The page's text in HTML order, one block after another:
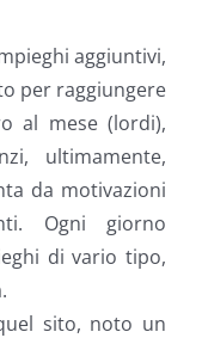
aggiuntivi,
per raggiungere
al mese (lordi),
ultimamente,
da motivazioni
Ogni giorno
di vario tipo,
sito, noto un